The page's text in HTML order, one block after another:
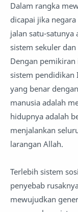
Dalam rangka
dicapai jika
jalan satu-satunya
sistem sekuler
Dengan
sistem pendidikan
yang benar
manusia adalah
hidupnya adalah
menjalankan
larangan Allah.
Terlebih sistem
penyebab
mewujudkan